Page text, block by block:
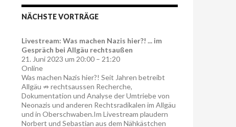
NÄCHSTE VORTRÄGE
Livestream: Was machen Nazis hier?! ... im
Gespräch bei Allgäu rechtsaußen
21. Juni 2023 um 20:00 – 21:20
Online
Was machen Nazis hier?! Seit Jahren betreibt
Allgäu ⇏ rechtsaussen Recherche,
Dokumentation und Analyse der Umtriebe von
Neonazis und anderen Rechtsradikalen im Allgäu
und in Oberschwaben.Im Livestream plaudern
Norbert und Sebastian aus dem Nähkästchen